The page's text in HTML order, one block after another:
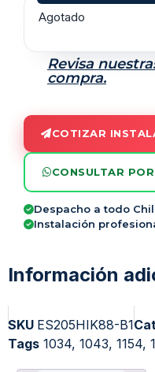
Agotado
Revisa
compra.
COTIZAR
CONSULTAR
Despacho a todo
Instalación
Información
SKU ES205HIK88-B1
Tags 1034, 1043, 1154,